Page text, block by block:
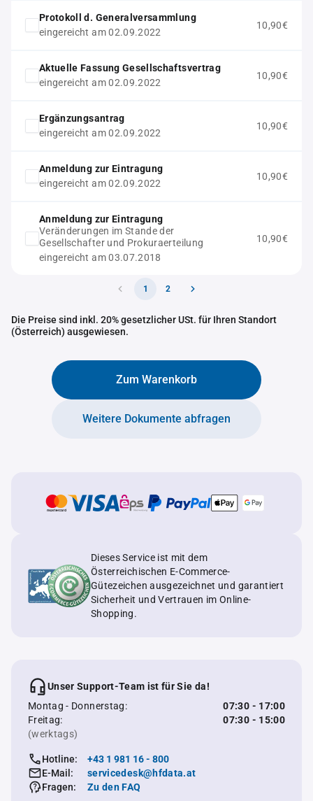
Protokoll d. Generalversammlung
eingereicht am 02.09.2022
10,90€
Aktuelle Fassung Gesellschaftsvertrag
eingereicht am 02.09.2022
10,90€
Ergänzungsantrag
eingereicht am 02.09.2022
10,90€
Anmeldung zur Eintragung
eingereicht am 02.09.2022
10,90€
Anmeldung zur Eintragung
Veränderungen im Stande der
Gesellschafter und Prokuraerteilung
eingereicht am 03.07.2018
10,90€
1 2
Die Preise sind inkl. 20% gesetzlicher USt. für Ihren Standort
(Österreich) ausgewiesen.
Zum Warenkorb
Weitere Dokumente abfragen
Dieses Service ist mit dem
Österreichischen E-Commerce-
Gütezeichen ausgezeichnet und garantiert
Sicherheit und Vertrauen im Online-
Shopping.
Unser Support-Team ist für Sie da!
Montag - Donnerstag:
07:30 - 17:00
Freitag:
07:30 - 15:00
(werktags)
Hotline:
+43 1 981 16 - 800
E-Mail:
servicedesk@hfdata.at
Fragen:
Zu den FAQ